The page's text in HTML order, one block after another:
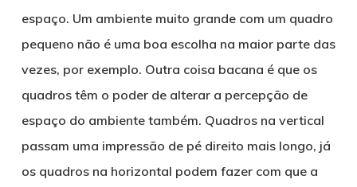
espaço. Um ambiente muito grande com um quadro
pequeno não é uma boa escolha na maior parte das
vezes, por exemplo. Outra coisa bacana é que os
quadros têm o poder de alterar a percepção de
espaço do ambiente também. Quadros na vertical
passam uma impressão de pé direito mais longo, já
os quadros na horizontal podem fazer com que a